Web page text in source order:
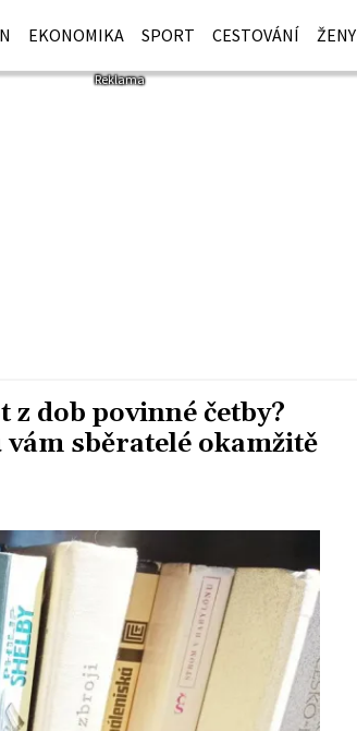
EKONOMIKA SPORT CESTOVÁNÍ ŽENY
dob povinné četby?
sběratelé okamžitě